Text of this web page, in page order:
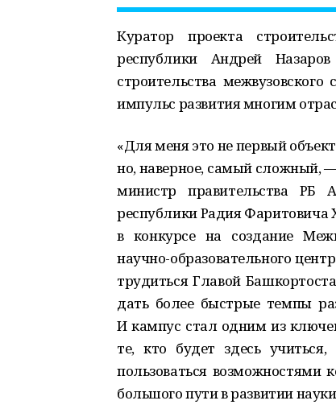
Куратор проекта
республики Андрей
строительства
импульс развития многим
«Для меня это не первый
но, наверное, самый сложный, —
министр правительства РБ
республики Радия Фаритовича
в конкурсе на создание
научно-образовательного
трудиться Главой
дать более быстрые темпы
И кампус стал одним из
те, кто будет здесь
пользоваться возможностями
большого пути в развитии